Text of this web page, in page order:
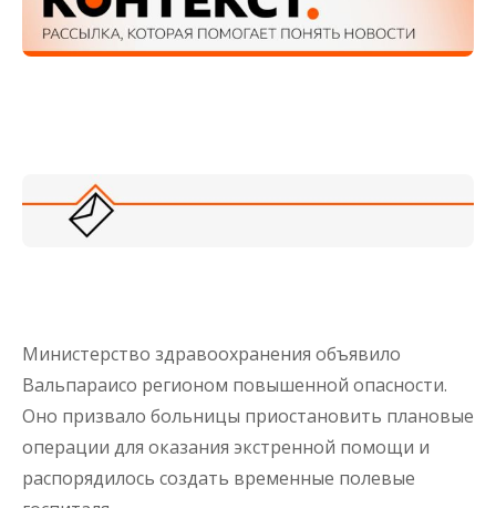
Министерство здравоохранения объявило
Вальпараисо регионом повышенной опасности.
Оно призвало больницы приостановить плановые
операции для оказания экстренной помощи и
распорядилось создать временные полевые